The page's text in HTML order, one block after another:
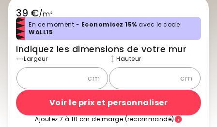
39 €/m²
En ce moment - Economisez 15% avec le code
WALL15
Indiquez les dimensions de votre mur
Largeur
cm
Hauteur
cm
Voir le prix et personnaliser
Ajoutez 7 à 10 cm de marge (recommandé)